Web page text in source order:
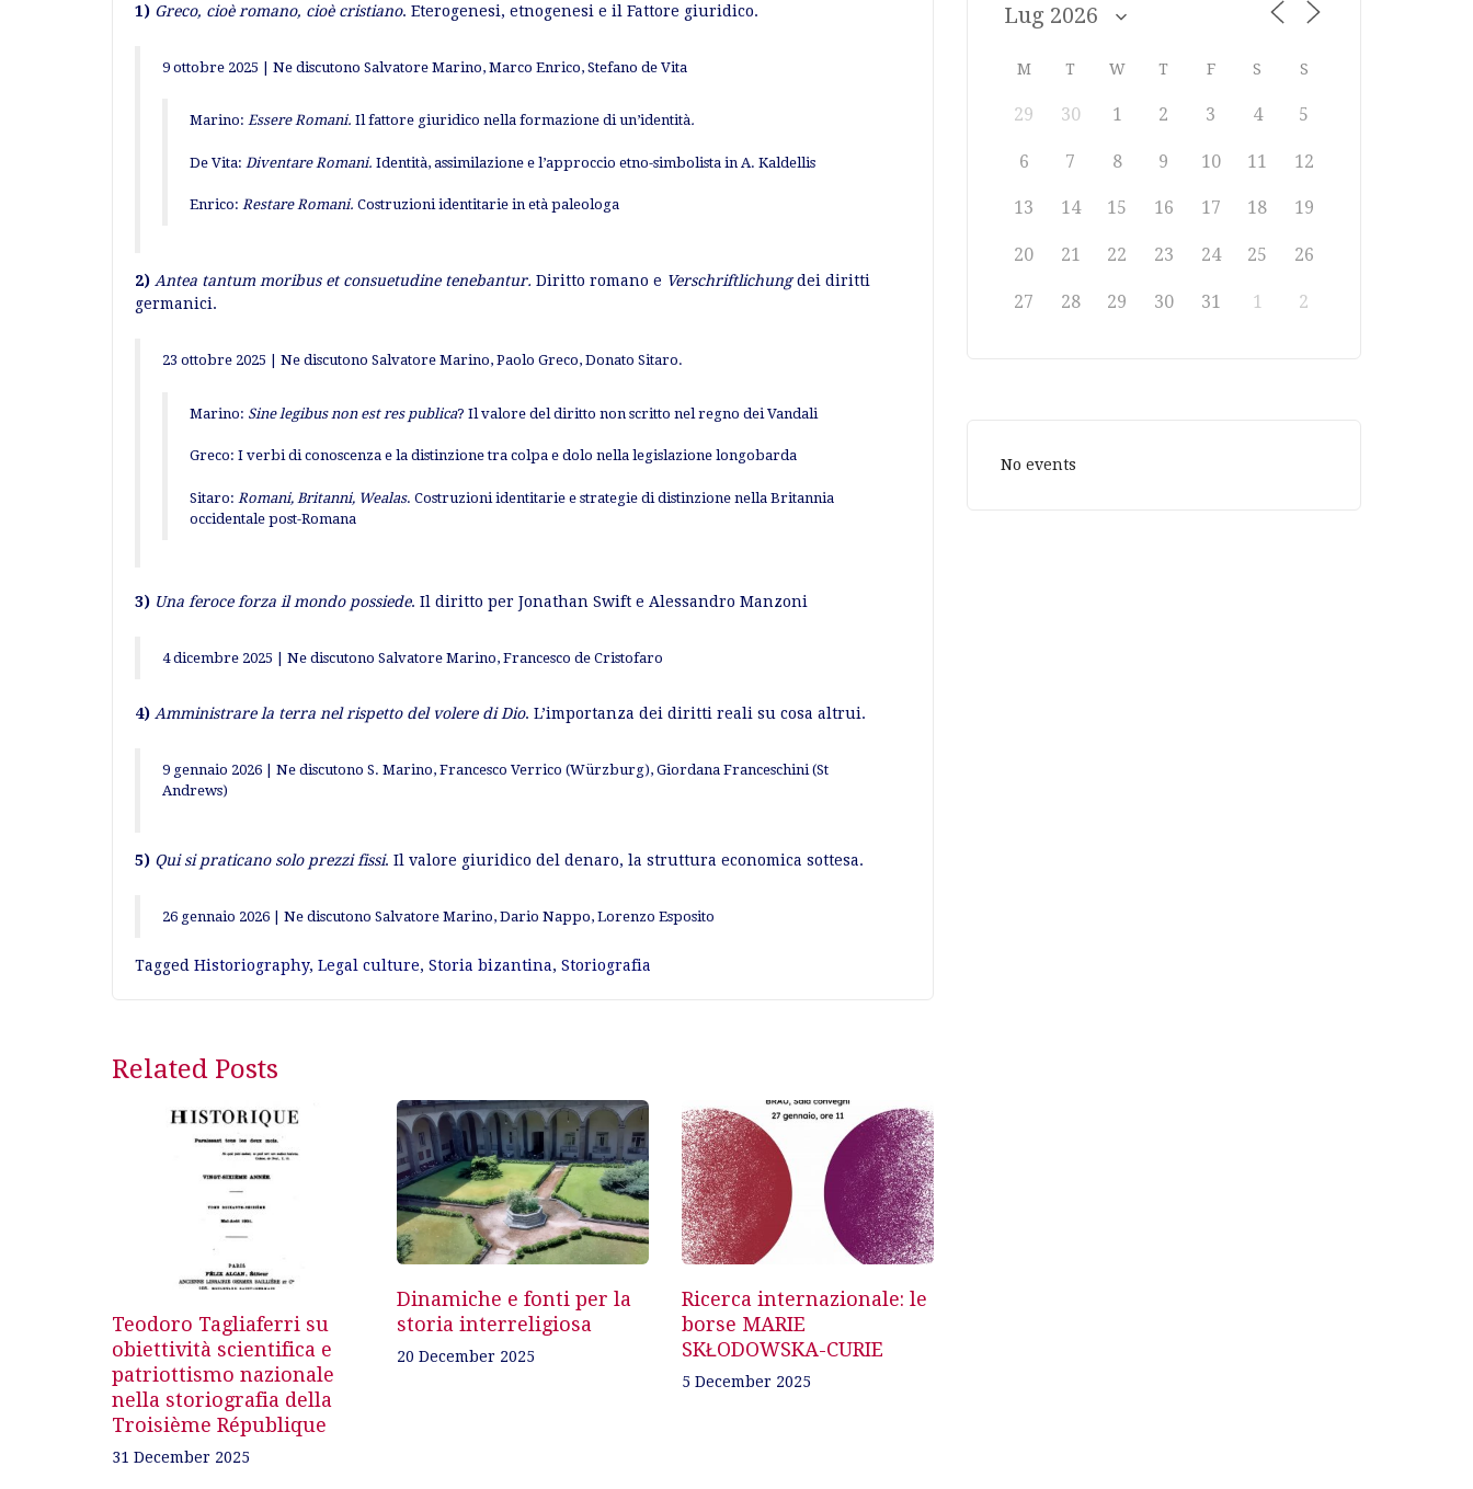
1) Greco, cioè romano, cioè cristiano. Eterogenesi, etnogenesi e il Fattore giuridico.
9 ottobre 2025 | Ne discutono Salvatore Marino, Marco Enrico, Stefano de Vita
Marino: Essere Romani. Il fattore giuridico nella formazione di un’identità.
De Vita: Diventare Romani. Identità, assimilazione e l’approccio etno-simbolista in A. Kaldellis
Enrico: Restare Romani. Costruzioni identitarie in età paleologa
2) Antea tantum moribus et consuetudine tenebantur. Diritto romano e Verschriftlichungdei diritti
germanici.
23 ottobre 2025 | Ne discutono Salvatore Marino, Paolo Greco, Donato Sitaro.
Marino: Sine legibus non est res publica? Il valore del diritto non scritto nel regno dei Vandali
Greco: I verbi di conoscenza e la distinzione tra colpa e dolo nella legislazione longobarda
Sitaro: Romani, Britanni, Wealas. Costruzioni identitarie e strategie di distinzione nella Britannia
occidentale post-Romana
3) Una feroce forza il mondo possiede. Il diritto per Jonathan Swift e Alessandro Manzoni
4 dicembre 2025 | Ne discutono Salvatore Marino, Francesco de Cristofaro
4) Amministrare la terra nel rispetto del volere di Dio. L’importanza dei diritti reali su cosa altrui.
9 gennaio 2026 | Ne discutono S. Marino, Francesco Verrico (Würzburg), Giordana Franceschini (St
Andrews)
5) Qui si praticano solo prezzi fissi. Il valore giuridico del denaro, la struttura economica sottesa.
26 gennaio 2026 | Ne discutono Salvatore Marino, Dario Nappo, Lorenzo Esposito
Tagged Historiography, Legal culture, Storia bizantina, Storiografia
Related Posts
Teodoro Tagliaferri su
obiettività scientifica e
patriottismo nazionale
nella storiografia della
Troisième République
31 December 2025
Dinamiche e fonti per la
storia interreligiosa
20 December 2025
Ricerca internazionale: le
borse MARIE
SKŁODOWSKA-CURIE
5 December 2025
Post
navigation
M T W T F S S
29 30 1 2 3 4 5
6 7 8 9 10 11 12
13 14 15 16 17 18 19
20 21 22 23 24 25 26
27 28 29 30 31 1 2
No events